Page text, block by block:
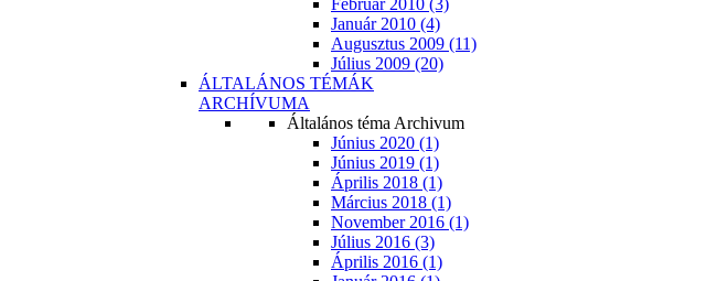
Február 2010 (3)
Január 2010 (4)
Augusztus 2009 (11)
Július 2009 (20)
ÁLTALÁNOS TÉMÁK
ARCHÍVUMA
Általános téma Archivum
Június 2020 (1)
Június 2019 (1)
Április 2018 (1)
Március 2018 (1)
November 2016 (1)
Július 2016 (3)
Április 2016 (1)